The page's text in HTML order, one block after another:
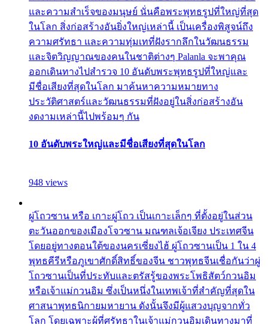
และความสำเร็จของมนุษย์ นั่นคือพระพุทธรูปที่ใหญ่ที่สุด
ในโลก สิ่งก่อสร้างอันยิ่งใหญ่เหล่านี้ เป็นเครื่องพิสูจน์ถึง
ความศรัทธา และความทุ่มเทที่ฝังรากลึกในวัฒนธรรม
และจิตวิญญาณของคนในชาติต่างๆ Palanla จะพาคุณ
ออกเดินทางไปสำรวจ 10 อันดับพระพุทธรูปที่ใหญ่และ
มีชื่อเสียงที่สุดในโลก มาค้นหาความหมายทาง
ประวัติศาสตร์และวัฒนธรรมที่ฝังอยู่ในสิ่งก่อสร้างอัน
งดงามเหล่านี้ไปพร้อมๆ กัน
10 อันดับพระใหญ่และมีชื่อเสียงที่สุดในโลก
948 views
ผู่โถวซาน หรือ เกาะผู่โถว เป็นเกาะเล็กๆ ที่ตั้งอยู่ในส่วน
ตะวันออกของเมืองโจวซาน มณฑลเจ้อเจียง ประเทศจีน
โดยอยู่ทางตอนใต้ของนครเซี่ยงไฮ้ ผู่โถวซานเป็น 1 ใน 4
พุทธคีรีหรือภูเขาศักดิ์สิทธิ์ของจีน ชาวพุทธจีนเชื่อกันว่าผู่
โถวซานเป็นที่ประทับและตรัสรู้ของพระโพธิสัตว์กวนอิม
หรือเจ้าแม่กวนอิม ซึ่งเป็นหนึ่งในเทพเจ้าที่สำคัญที่สุดใน
ศาสนาพุทธนิกายมหายาน ดังนั้นจึงมีผู้แสวงบุญจากทั่ว
โลก โดยเฉพาะผู้ที่ศรัทธาในเจ้าแม่กวนอิมเดินทางมาที่